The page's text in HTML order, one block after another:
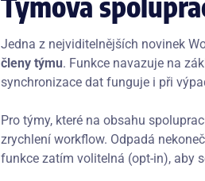
Jedna z nejviditelnějších novinek
členy týmu. Funkce navazuje na
synchronizace dat funguje i při
Pro týmy, které na obsahu
zrychlení workflow. Odpadá
funkce zatím volitelná (opt-in), aby